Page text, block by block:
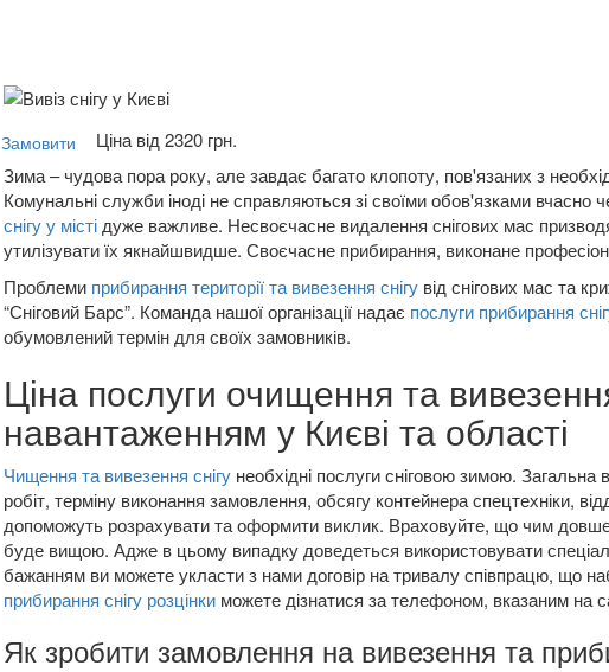
Замовити
Ціна від 2320 грн.
Зима – чудова пора року, але завдає багато клопоту, пов'язаних з
Комунальні служби іноді не справляються зі своїми обов'язками
снігу у містідуже важливе. Несвоєчасне видалення снігових мас
утилізувати їх якнайшвидше. Своєчасне прибирання, виконане
Проблеми прибирання території та вивезення снігувід снігових мас та
“Сніговий Барс”. Команда нашої організації надає послуги прибирання
обумовлений термін для своїх замовників.
Ціна послуги очищення та
навантаженням у Києві та області
Чищення та вивезення снігунеобхідні послуги сніговою зимою. Загальна
робіт, терміну виконання замовлення, обсягу контейнера спецтехніки,
допоможуть розрахувати та оформити виклик. Враховуйте, що чим
буде вищою. Адже в цьому випадку доведеться використовувати
бажанням ви можете укласти з нами договір на тривалу співпрацю, що
прибирання снігу розцінкиможете дізнатися за телефоном, вказаним на
Як зробити замовлення на вивезення та